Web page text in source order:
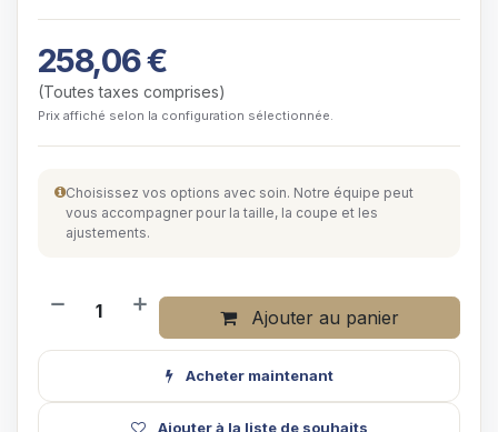
épouse harmonieusement…
258,06€
(Toutes taxes comprises)
Prix affiché selon la configuration sélectionnée.
Choisissez vos options avec soin. Notre équipe peut
vous accompagner pour la taille, la coupe et les
ajustements.
Ajouter au panier
Acheter maintenant
Ajouter à la liste de souhaits